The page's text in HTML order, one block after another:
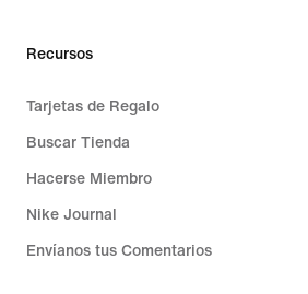
Recursos
Tarjetas de Regalo
Buscar Tienda
Hacerse Miembro
Nike Journal
Envíanos tus Comentarios